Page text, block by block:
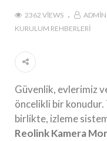
2362 VIEWS ADMIN
KURULUM REHBERLERI
Güvenlik, evlerimiz
öncelikli bir
birlikte, izleme
Reolink Kamera